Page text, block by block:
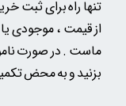
تنها راه برای ثبت
از قیمت ، موجودی
ماست . در صورت
بزنید و به محض